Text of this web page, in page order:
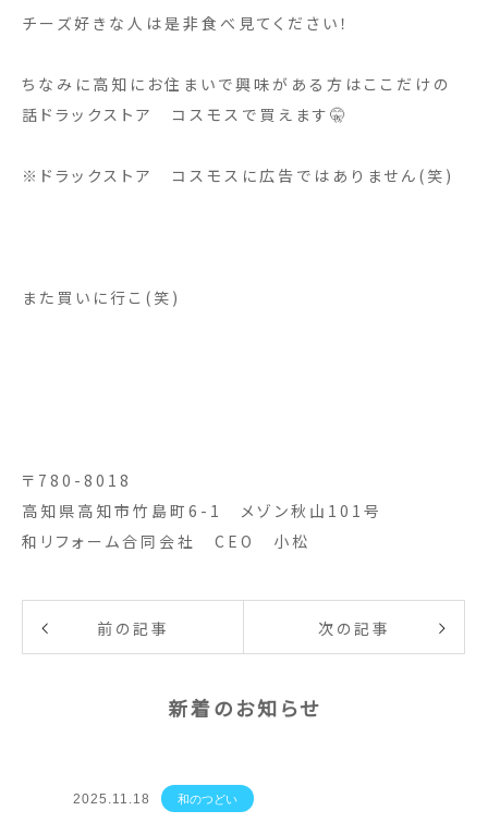
チーズ好きな人は是非食べ見てください！
ちなみに高知にお住まいで興味がある方はここだけの
話ドラックストア コスモスで買えます🤫
※ドラックストア コスモスに広告ではありません(笑)
また買いに行こ(笑)
〒780-8018
高知県高知市竹島町6-1 メゾン秋山101号
和リフォーム合同会社 CEO 小松
前の記事 次の記事
新着のお知らせ
2025.11.18 和のつどい